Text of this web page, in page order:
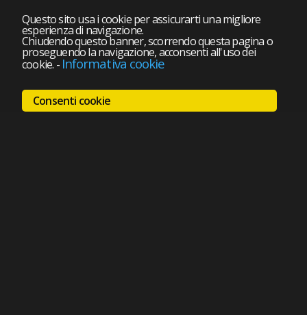
Questo sito usa i cookie per assicurarti una migliore
esperienza di navigazione.
Chiudendo questo banner, scorrendo questa pagina o
proseguendo la navigazione, acconsenti all'uso dei
cookie. - Informativa cookie
Consenti cookie